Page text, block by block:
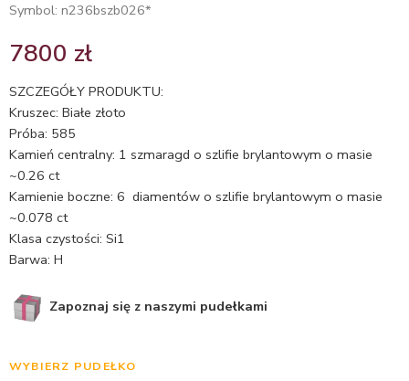
Symbol: n236bszb026*
7800 zł
SZCZEGÓŁY PRODUKTU:
Kruszec: Białe złoto
Próba: 585
Kamień centralny: 1 szmaragd o szlifie brylantowym o masie
~0.26 ct
Kamienie boczne: 6 diamentów o szlifie brylantowym o masie
~0.078 ct
Klasa czystości: Si1
Barwa: H
Zapoznaj się z naszymi pudełkami
WYBIERZ PUDEŁKO